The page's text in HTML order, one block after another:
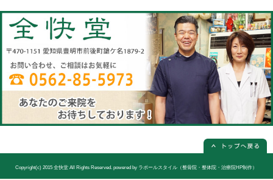
当院へのアクセス情報
全快堂
所在地
〒470-1151 愛知県豊明市前後町鎗ケ
電話番号
0562-85-5973(電話予約は必ず必要に
休診日
日曜日(隔週)お休み